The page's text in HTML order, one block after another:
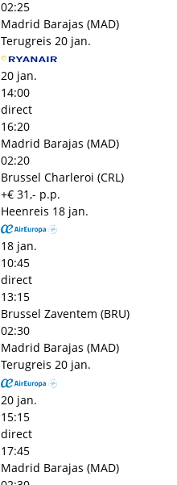
02:25
Madrid Barajas (MAD)
Terugreis 20 jan.
20 jan.
14:00
direct
16:20
Madrid Barajas (MAD)
02:20
Brussel Charleroi (CRL)
+€ 31,- p.p.
Heenreis 18 jan.
18 jan.
10:45
direct
13:15
Brussel Zaventem (BRU)
02:30
Madrid Barajas (MAD)
Terugreis 20 jan.
20 jan.
15:15
direct
17:45
Madrid Barajas (MAD)